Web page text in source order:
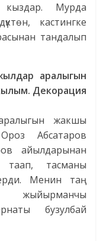
Мурда
кастингке
тандалып
аралыгын
Декорация
жакшы
Ороз Абсатаров
айылдарынан
тасманы
Менин таң
жыйырманчы
бузулбай